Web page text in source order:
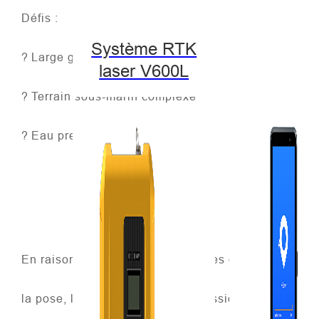
Système RTK
laser V600L
Défis :
? Large gamme de levés
? Terrain sous-marin complexe
? Eau presque gelée
En raison de l'immensité du lac, les géomètres
la pose, l'iBoat BS2 a lancé la mission de relevé.